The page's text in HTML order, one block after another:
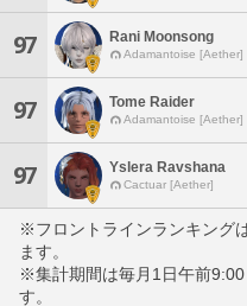
97 Rani Moonsong
Adamantoise [Aether]
97 Tome Raider
Adamantoise [Aether]
97 Yslera Ravshana
Cactuar [Aether]
※フロントラインランキング
ます。
※集計期間は毎月1日午前
す。